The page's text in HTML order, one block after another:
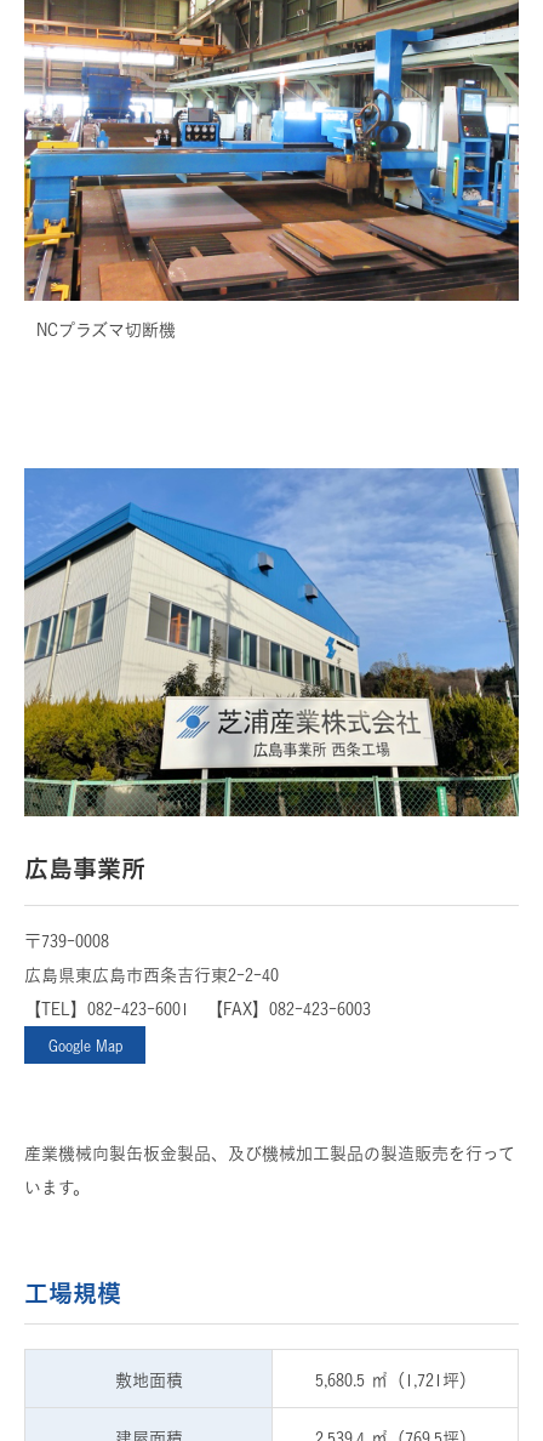
NCプラズマ切断機
広島事業所
〒739-0008
広島県東広島市西条吉行東2-2-40
【TEL】082-423-6001 【FAX】082-423-6003
Google Map
産業機械向製缶板金製品、及び機械加工製品の製造販売を行って
います。
工場規模
敷地面積 5,680.5 ㎡ （1,721坪）